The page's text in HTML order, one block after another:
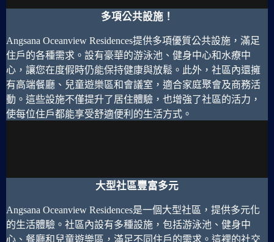
多項公共設施！
Angsana Oceanview Residences提供多項優質公共設施，滿足
住戶的各種需求。設有豪華的游泳池、健身中心和水療中
心，讓您在度假時仍能保持健康與放鬆。此外，社區內還擁
有高端餐廳、兒童遊樂區和會議室，適合家庭聚會及商務活
動。這些設施不僅提升了居住體驗，也增強了社區的活力，
使每位住戶都能享受舒適便利的生活方式。
大型社區豐富多元
Angsana Oceanview Residences是一個大型社區，提供多元化
的生活體驗。社區內設有多種設施，包括游泳池、健身中
心、餐廳和兒童遊樂區，滿足不同住戶的需求。這裡的社交